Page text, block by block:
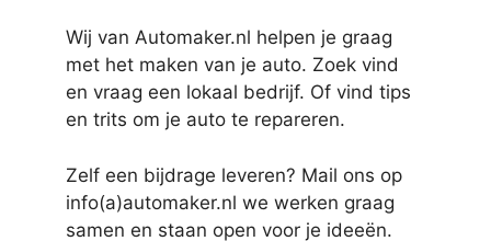
Wij van Automaker.nl helpen je graag
met het maken van je auto. Zoek vind
en vraag een lokaal bedrijf. Of vind tips
en trits om je auto te repareren.
Zelf een bijdrage leveren? Mail ons op
info(a)automaker.nl we werken graag
samen en staan open voor je ideeën.